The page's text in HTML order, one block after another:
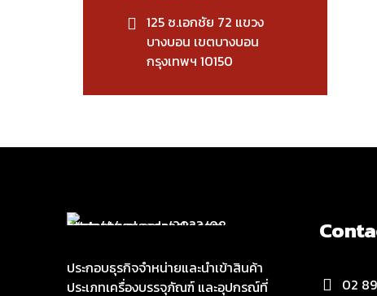
125 ซ.เอกชัย 72 แขวง
บางบอน เขตบางบอน
กรุงเทพฯ 10150
ประกอบธุรกิจจำหน่ายและนำเข้าสินค้า
ประเภทเครื่องบรรจุภัณฑ์ และอุปกรณ์ที่
02